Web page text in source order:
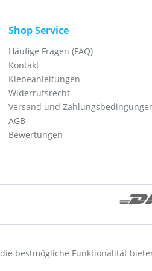
Shop Service
Häufige Fragen (FAQ)
Kontakt
Klebeanleitungen
Widerrufsrecht
Versand und
AGB
Bewertungen
Preise inkl. gesetzl. Mehrwertsteuer zzgl.
bestmögliche Funktionalität